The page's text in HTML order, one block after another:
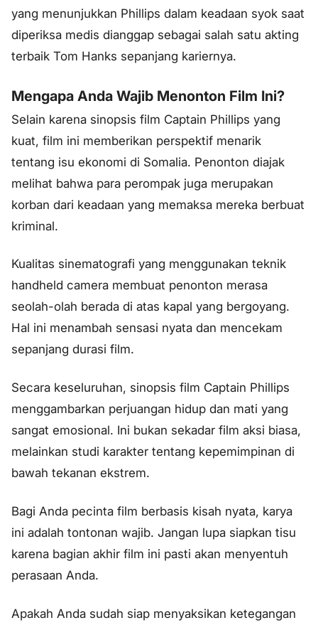
yang menunjukkan Phillips dalam keadaan syok saat
diperiksa medis dianggap sebagai salah satu akting
terbaik Tom Hanks sepanjang kariernya.
Mengapa Anda Wajib Menonton Film Ini?
Selain karena sinopsis film Captain Phillips yang
kuat, film ini memberikan perspektif menarik
tentang isu ekonomi di Somalia. Penonton diajak
melihat bahwa para perompak juga merupakan
korban dari keadaan yang memaksa mereka berbuat
kriminal.
Kualitas sinematografi yang menggunakan teknik
handheld camera membuat penonton merasa
seolah-olah berada di atas kapal yang bergoyang.
Hal ini menambah sensasi nyata dan mencekam
sepanjang durasi film.
Secara keseluruhan, sinopsis film Captain Phillips
menggambarkan perjuangan hidup dan mati yang
sangat emosional. Ini bukan sekadar film aksi biasa,
melainkan studi karakter tentang kepemimpinan di
bawah tekanan ekstrem.
Bagi Anda pecinta film berbasis kisah nyata, karya
ini adalah tontonan wajib. Jangan lupa siapkan tisu
karena bagian akhir film ini pasti akan menyentuh
perasaan Anda.
Apakah Anda sudah siap menyaksikan ketegangan